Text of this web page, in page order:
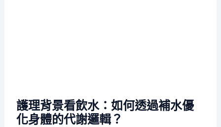
護理背景看飲水：如何透過補水優
化身體的代謝邏輯？